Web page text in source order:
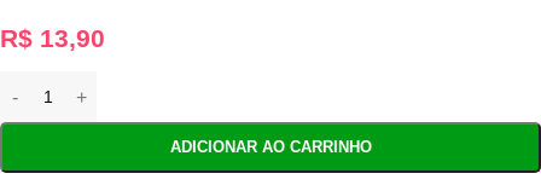
R$ 13,90
ADICIONAR AO CARRINHO